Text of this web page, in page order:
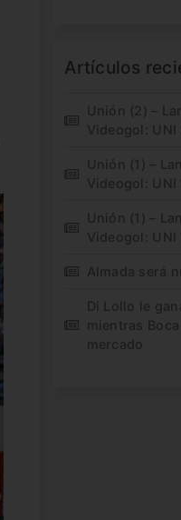
Artículos
Unión (2) –
Videogol: UNI
Unión (1) –
Videogol: UNI
Unión (1) –
Videogol: UNI
Almada será
Di Lollo le
mientras
mercado